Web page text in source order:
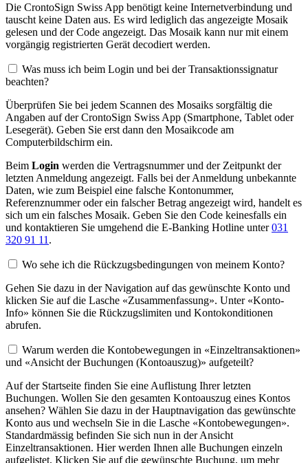
Die CrontoSign Swiss App benötigt keine Internetverbindung und
tauscht keine Daten aus. Es wird lediglich das angezeigte Mosaik
gelesen und der Code angezeigt. Das Mosaik kann nur mit einem
vorgängig registrierten Gerät decodiert werden.
Was muss ich beim Login und bei der Transaktionssignatur
beachten?
Überprüfen Sie bei jedem Scannen des Mosaiks sorgfältig die
Angaben auf der CrontoSign Swiss App (Smartphone, Tablet oder
Lesegerät). Geben Sie erst dann den Mosaikcode am
Computerbildschirm ein.
Beim Login werden die Vertragsnummer und der Zeitpunkt der
letzten Anmeldung angezeigt. Falls bei der Anmeldung unbekannte
Daten, wie zum Beispiel eine falsche Kontonummer,
Referenznummer oder ein falscher Betrag angezeigt wird, handelt es
sich um ein falsches Mosaik. Geben Sie den Code keinesfalls ein
und kontaktieren Sie umgehend die E-Banking Hotline unter031
320 91 11 .
Wo sehe ich die Rückzugsbedingungen von meinem Konto?
Gehen Sie dazu in der Navigation auf das gewünschte Konto und
klicken Sie auf die Lasche «Zusammenfassung». Unter «Konto-
Info» können Sie die Rückzugslimiten und Kontokonditionen
abrufen.
Warum werden die Kontobewegungen in «Einzeltransaktionen»
und «Ansicht der Buchungen (Kontoauszug)» aufgeteilt?
Auf der Startseite finden Sie eine Auflistung Ihrer letzten
Buchungen. Wollen Sie den gesamten Kontoauszug eines Kontos
ansehen? Wählen Sie dazu in der Hauptnavigation das gewünschte
Konto aus und wechseln Sie in die Lasche «Kontobewegungen».
Standardmässig befinden Sie sich nun in der Ansicht
Einzeltransaktionen. Hier werden Ihnen alle Buchungen einzeln
aufgelistet. Klicken Sie auf die gewünschte Buchung, um mehr